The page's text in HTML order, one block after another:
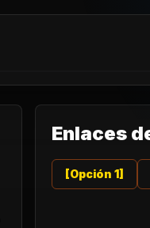
Enlaces
[Opción 1]